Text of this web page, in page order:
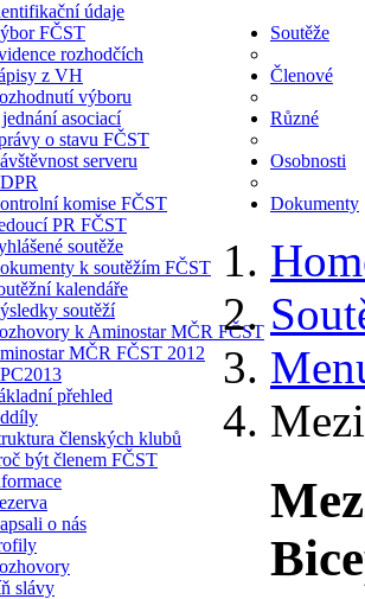
údaje
FČST
rozhodčích
z VH
výboru
asociací
o stavu FČST
serveru
komise FČST
PR FČST
Soutěže
soutěže
k soutěžím FČST
kalendáře
soutěží
k Aminostar MČR FČST
MČR FČST 2012
Členové
přehled
členských klubů
být členem FČST
Různé
Osobnosti
o nás
slávy
Dokumenty